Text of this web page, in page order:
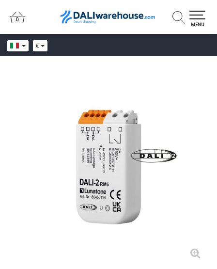
€
0
0
MENU